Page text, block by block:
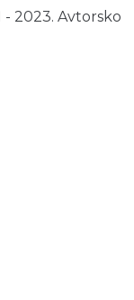
- 2023. Avtorsko